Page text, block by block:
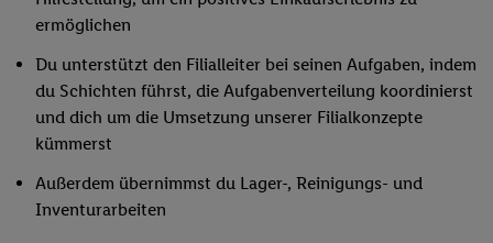
ermöglichen
Du unterstützt den Filialleiter bei seinen Aufgaben, indem
du Schichten führst, die Aufgabenverteilung koordinierst
und dich um die Umsetzung unserer Filialkonzepte
kümmerst
Außerdem übernimmst du Lager-, Reinigungs- und
Inventurarbeiten